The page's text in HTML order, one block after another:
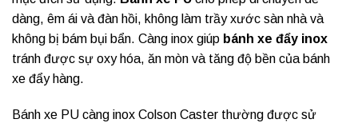
dàng, êm ái và đàn hồi, không làm trầy xước sàn nhà và
không bị bám bụi bẩn. Càng inox giúp bánh xe đẩy inox
tránh được sự oxy hóa, ăn mòn và tăng độ bền của bánh
xe đẩy hàng.
Bánh xe PU càng inox Colson Caster thường được sử